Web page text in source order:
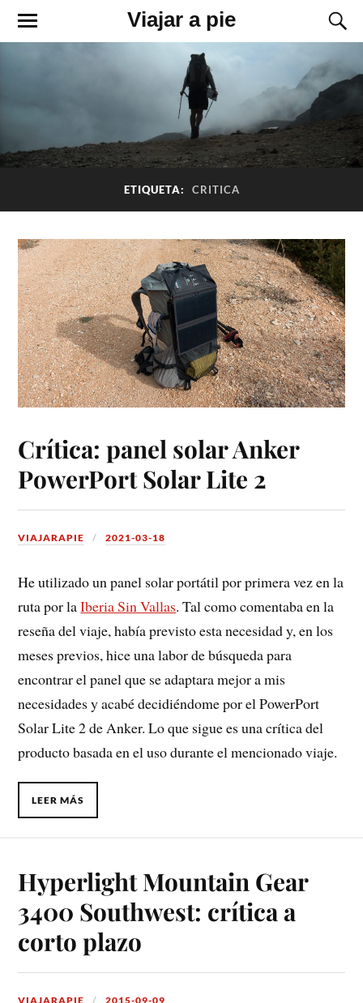
Viajar a pie
ETIQUETA: CRITICA
Crítica: panel solar Anker
PowerPort Solar Lite 2
VIAJARAPIE 2021-03-18
He utilizado un panel solar portátil por primera vez en la
ruta por laIberia Sin Vallas. Tal como comentaba en la
reseña del viaje, había previsto esta necesidad y, en los
meses previos, hice una labor de búsqueda para
encontrar el panel que se adaptara mejor a mis
necesidades y acabé decidiéndome por el PowerPort
Solar Lite 2 de Anker. Lo que sigue es una crítica del
producto basada en el uso durante el mencionado viaje.
LEER MÁS
Hyperlight Mountain Gear
3400 Southwest: crítica a
corto plazo
VIAJARAPIE 2015-09-09